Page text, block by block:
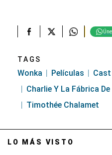
TAGS
Wonka Películas
Cast
Charlie Y La Fábrica
Timothée Chalamet
LO MÁS VISTO